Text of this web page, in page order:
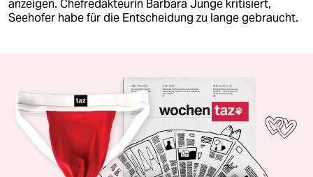
anzeigen. Chefredakteurin Barbara Junge kritisiert,
Seehofer habe für die Entscheidung zu lange gebraucht.